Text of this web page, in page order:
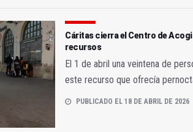
Cáritas cierra el Centro de
recursos
El 1 de abril una veintena de
este recurso que ofrecía
PUBLICADO EL 18 DE ABRIL DE 2026